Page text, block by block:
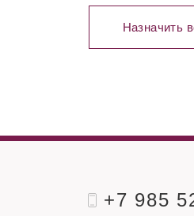
Назначить
+7 985